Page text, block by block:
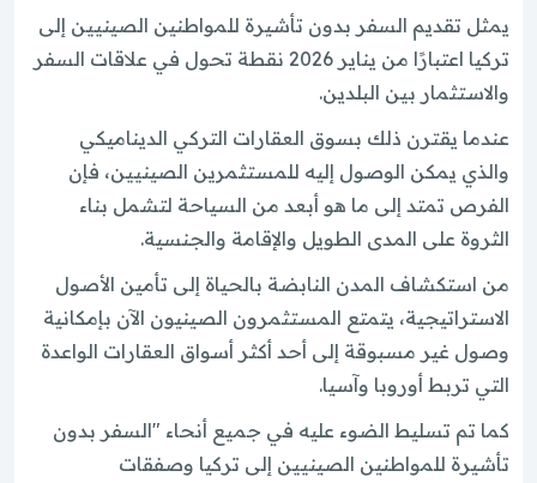
يمثل تقديم السفر بدون تأشيرة للمواطنين الصينيين إلى
تركيا اعتبارًا من يناير 2026 نقطة تحول في علاقات السفر
والاستثمار بين البلدين.
عندما يقترن ذلك بسوق العقارات التركي الديناميكي
والذي يمكن الوصول إليه للمستثمرين الصينيين، فإن
الفرص تمتد إلى ما هو أبعد من السياحة لتشمل بناء
الثروة على المدى الطويل والإقامة والجنسية.
من استكشاف المدن النابضة بالحياة إلى تأمين الأصول
الاستراتيجية، يتمتع المستثمرون الصينيون الآن بإمكانية
وصول غير مسبوقة إلى أحد أكثر أسواق العقارات الواعدة
التي تربط أوروبا وآسيا.
كما تم تسليط الضوء عليه في جميع أنحاء "السفر بدون
تأشيرة للمواطنين الصينيين إلى تركيا وصفقات